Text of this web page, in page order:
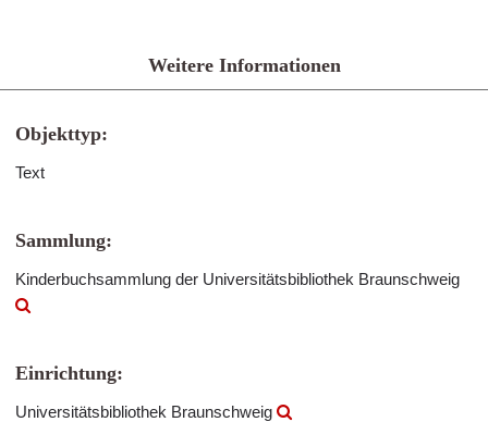
Weitere Informationen
Objekttyp:
Text
Sammlung:
Kinderbuchsammlung der Universitätsbibliothek Braunschweig
Einrichtung:
Universitätsbibliothek Braunschweig